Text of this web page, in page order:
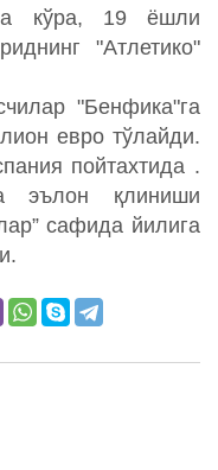
кўра, 19 ёшли
"Атлетико"
"Бенфика"га
евро тўлайди.
пойтахтида .
эълон қлиниши
сафида йилига